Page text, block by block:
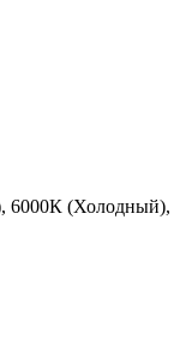
6000К (Холодный),